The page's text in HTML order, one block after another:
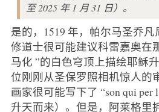
至 2025 年 1 月 31 日）。
是的，1519 年，帕尔马圣乔
修道士很可能建议科雷嘉奥在
马化 ”的白色穹顶上描绘耶稣
位刚刚从圣保罗照相机惊人的
画家很可能写下了 “son qui per
升天而来）。但是，阿莱格里